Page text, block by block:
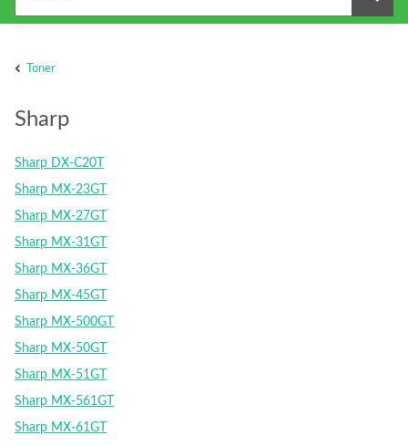
Toner
Sharp
Sharp DX-C20T
Sharp MX-23GT
Sharp MX-27GT
Sharp MX-31GT
Sharp MX-36GT
Sharp MX-45GT
Sharp MX-500GT
Sharp MX-50GT
Sharp MX-51GT
Sharp MX-561GT
Sharp MX-61GT